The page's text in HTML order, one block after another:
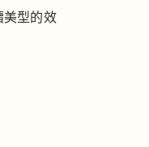
美型的效